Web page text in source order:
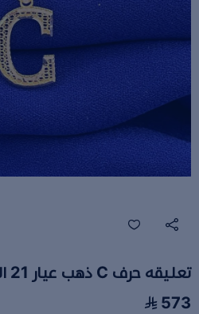
تعليقه حرف C ذهب عيار 21 الوزن 0.77 جرام
573